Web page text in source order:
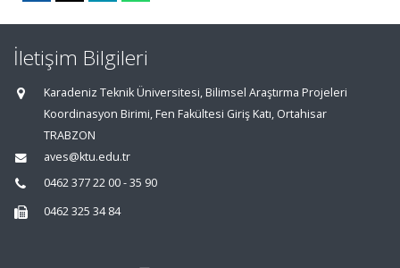
İletişim Bilgileri
Karadeniz Teknik Üniversitesi, Bilimsel Araştırma Projeleri
Koordinasyon Birimi, Fen Fakültesi Giriş Katı, Ortahisar
TRABZON
aves@ktu.edu.tr
0462 377 22 00 - 35 90
0462 325 34 84